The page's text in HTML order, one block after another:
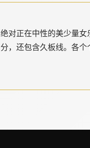
绝对正在中性的美少量
分，还包含久板线。各